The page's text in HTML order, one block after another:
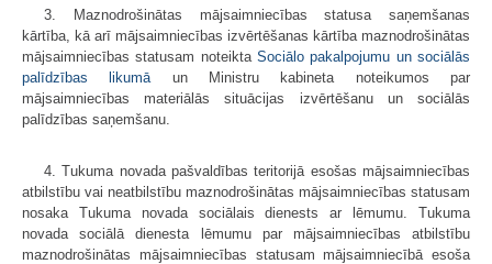
3. Maznodrošinātas mājsaimniecības statusa saņemšanas
kārtība, kā arī mājsaimniecības izvērtēšanas kārtība maznodrošinātas
mājsaimniecības statusam noteikta Sociālo pakalpojumu un sociālās
palīdzības likumā un Ministru kabineta noteikumos par
mājsaimniecības materiālās situācijas izvērtēšanu un sociālās
palīdzības saņemšanu.
4. Tukuma novada pašvaldības teritorijā esošas mājsaimniecības
atbilstību vai neatbilstību maznodrošinātas mājsaimniecības statusam
nosaka Tukuma novada sociālais dienests ar lēmumu. Tukuma
novada sociālā dienesta lēmumu par mājsaimniecības atbilstību
maznodrošinātas mājsaimniecības statusam mājsaimniecībā esoša